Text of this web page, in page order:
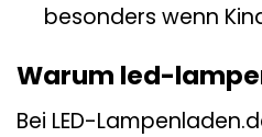
besonders wenn
Warum led-
Bei LED-